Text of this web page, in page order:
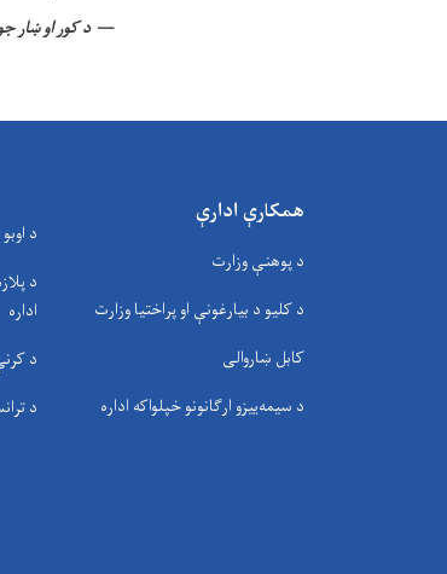
د کور او ښار
همکارې ادارې
د پوهنې وزارت
د کلیو د بیارغونې او پراختیا وزارت
کابل ښاروالی
د سيمه‌ييزو ارګانونو خپلواکه اداره
د
د
اداره
د
د